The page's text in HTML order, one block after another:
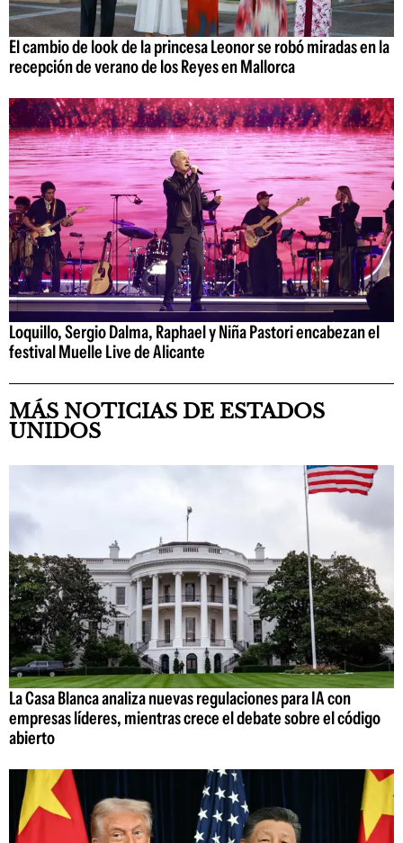
El cambio de look de la princesa Leonor se robó miradas en la
recepción de verano de los Reyes en Mallorca
Loquillo, Sergio Dalma, Raphael y Niña Pastori encabezan el
festival Muelle Live de Alicante
MÁS NOTICIAS DE ESTADOS
UNIDOS
La Casa Blanca analiza nuevas regulaciones para IA con
empresas líderes, mientras crece el debate sobre el código
abierto